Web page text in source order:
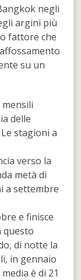
negli
argini più
fattore che
su un
delle
stagioni a
verso la
metà di
a settembre
e finisce
questo
di notte la
in gennaio
è di 21